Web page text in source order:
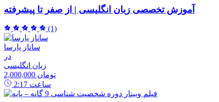
آموزش تخصصی زبان انگلیسی | از صفر تا پیشرفته
(1)
ساناز پارسا
در
زبان انگلیسی
2,000,000 تومان
2:17 ساعت